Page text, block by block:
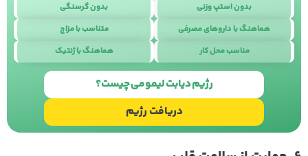
بدون استپ وزنی
بدون گرسنگی
هماهنگ با داروهای مصرفی
متناسب با مزاج
مناسب محل کار
هماهنگ با ژنتیک
رژیم دیابت لیمومی چیست؟
دریافت رژیم